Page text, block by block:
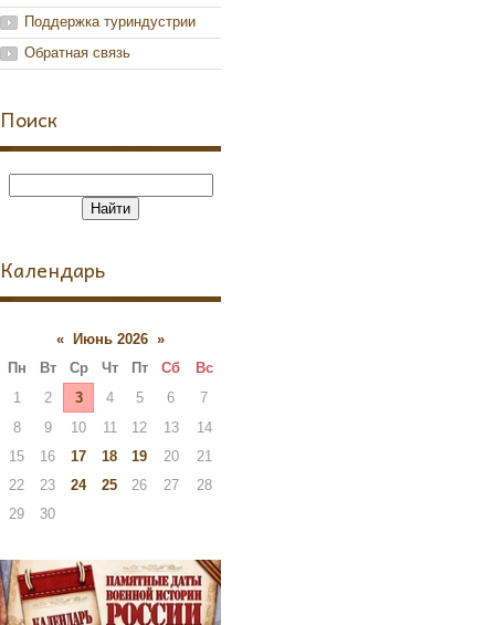
Поддержка туриндустрии
Обратная связь
Поиск
Календарь
« Июнь 2026 »
Пн
Вт Ср Чт Пт Сб
Вс
1
2 3 4 5 6
7
8
9 10 11 12 13
14
15
16 17 18 19 20
21
22
23 24 25 26 27
28
29
30